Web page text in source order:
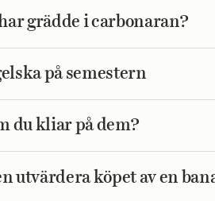
grädde i carbonaran?
på semestern
du kliar på dem?
utvärdera köpet av en